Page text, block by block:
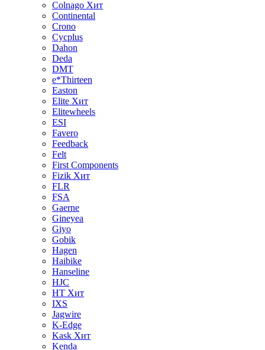
Colnago Хит
Continental
Crono
Cycplus
Dahon
Deda
DMT
e*Thirteen
Easton
Elite Хит
Elitewheels
ESI
Favero
Feedback
Felt
First Components
Fizik Хит
FLR
FSA
Gaerne
Gineyea
Giyo
Gobik
Hagen
Haibike
Hanseline
HJC
HT Хит
IXS
Jagwire
K-Edge
Kask Хит
Kenda